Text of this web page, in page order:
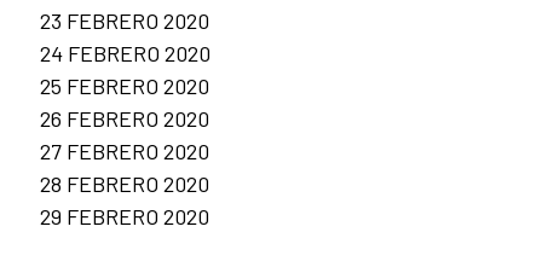
23 FEBRERO 2020
24 FEBRERO 2020
25 FEBRERO 2020
26 FEBRERO 2020
27 FEBRERO 2020
28 FEBRERO 2020
29 FEBRERO 2020